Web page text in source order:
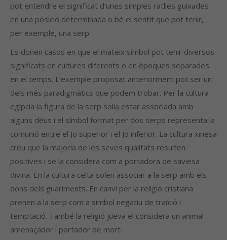
pot entendre el significat d’unes simples ratlles guixades
en una posició determinada o bé el sentit que pot tenir,
per exemple, una serp.
Es donen casos en que el mateix símbol pot tenir diversos
significats en cultures diferents o en èpoques separades
en el temps. L’exemple proposat anteriorment pot ser un
dels més paradigmàtics que podem trobar. Per la cultura
egípcia la figura de la serp solia estar associada amb
alguns déus i el símbol format per dos serps representa la
comunió entre el Jo superior i el Jo inferior. La cultura xinesa
creu que la majoria de les seves qualitats resulten
positives i se la considera com a portadora de saviesa
divina. En la cultura celta solen associar a la serp amb els
dons dels guariments. En canvi per la religió cristiana
prenen a la serp com a símbol negatiu de traïció i
temptació. També la religió jueva el considera un animal
amenaçador i portador de mort.